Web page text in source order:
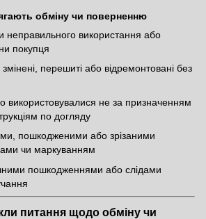
обміну чи поверненню
неправильного використання або
покупця
перешиті або відремонтовані без
використовувалися не за призначенням
по догляду
пошкодженими або зрізаними
чи маркуванням
пошкодженнями або слідами
питання щодо обміну чи